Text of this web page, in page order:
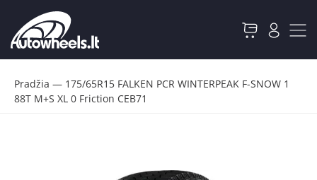
Pradžia — 175/65R15 FALKEN PCR WINTERPEAK F-SNOW 1
88T M+S XL 0 Friction CEB71